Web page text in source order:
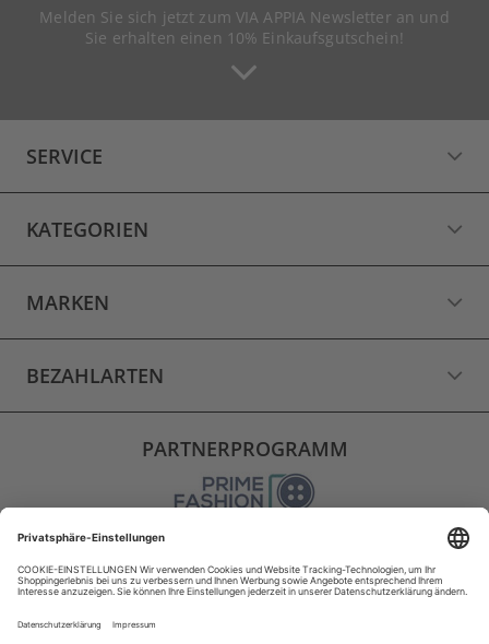
Melden Sie sich jetzt zum VIA APPIA Newsletter an und
Sie erhalten einen 10% Einkaufsgutschein!
SERVICE
KATEGORIEN
MARKEN
BEZAHLARTEN
PARTNERPROGRAMM
VERSAND